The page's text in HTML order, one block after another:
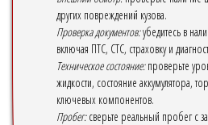
других повреждений кузова.
Проверка документов:убедитесь в
включая ПТС, СТС, страховку и
Техническое состояние:проверьте
жидкости, состояние аккумулятора,
ключевых компонентов.
Пробег:сверьте реальный пробег с